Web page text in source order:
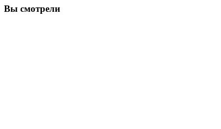
Вы смотрели